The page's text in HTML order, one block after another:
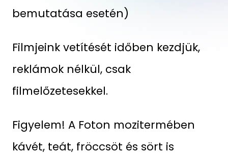
bemutatása esetén)
Filmjeink vetítését időben kezdjük,
reklámok nélkül, csak
filmelőzetesekkel.
Figyelem! A Foton mozitermében
kávét, teát, fröccsöt és sört is